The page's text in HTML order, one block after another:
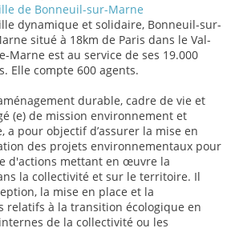
de Bonneuil-sur-Marne
dynamique et solidaire, Bonneuil-sur-
situé à 18km de Paris dans le Val-
Marne est au service de ses 19.000
Elle compte 600 agents.
durable, cadre de vie et
(e) de mission environnement et
a pour objectif d’assurer la mise en
des projets environnementaux pour
d'actions mettant en œuvre la
la collectivité et sur le territoire. Il
la mise en place et la
relatifs à la transition écologique en
de la collectivité ou les